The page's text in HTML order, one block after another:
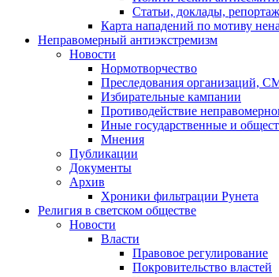
Статьи, доклады,
Карта нападений по мотиву
Неправомерный антиэкстремизм
Новости
Нормотворчество
Преследования организаций,
Избирательные кампании
Противодействие
Иные государственные и
Мнения
Публикации
Документы
Архив
Хроники фильтрации Рунета
Религия в светском обществе
Новости
Власти
Правовое регулирование
Покровительство властей